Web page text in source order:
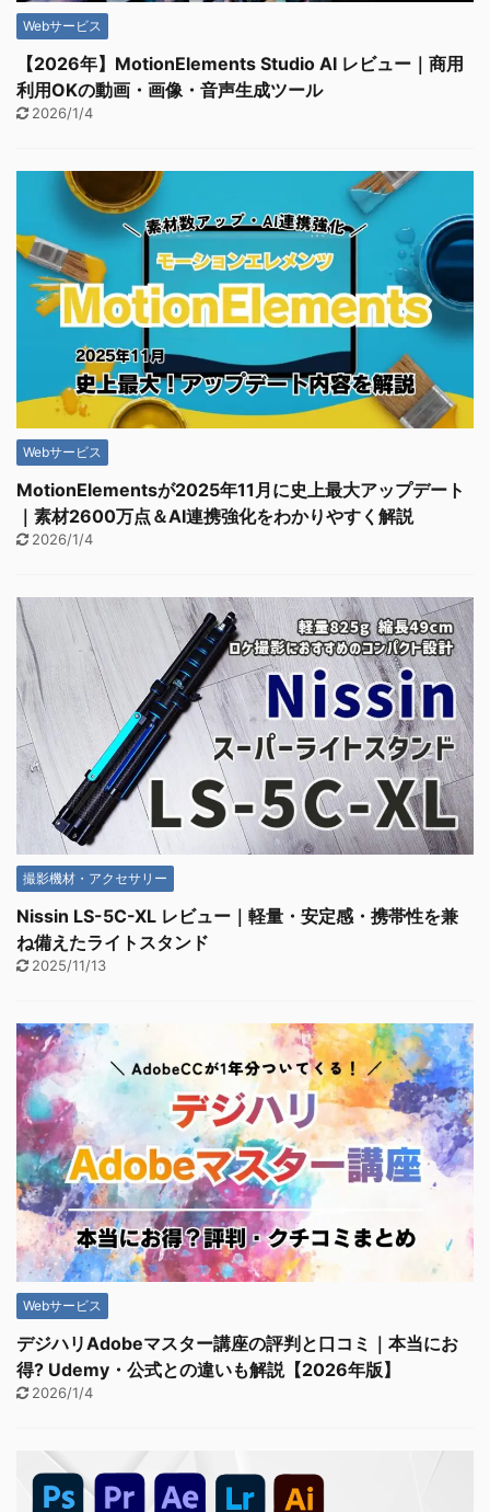
Webサービス
【2026年】MotionElements Studio AI レビュー｜商用
利用OKの動画・画像・音声生成ツール
2026/1/4
Webサービス
MotionElementsが2025年11月に史上最大アップデート
｜素材2600万点＆AI連携強化をわかりやすく解説
2026/1/4
撮影機材・アクセサリー
Nissin LS-5C-XL レビュー｜軽量・安定感・携帯性を兼
ね備えたライトスタンド
2025/11/13
Webサービス
デジハリAdobeマスター講座の評判と口コミ｜本当にお
得? Udemy・公式との違いも解説【2026年版】
2026/1/4